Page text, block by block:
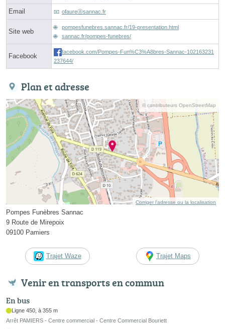
Email ofaureⓐsannac.fr
Site web
pompesfunebres.sannac.fr/19-presentation.html
sannac.fr/pompes-funebres/
Facebook
facebook.com/Pompes-Fun%C3%A8bres-Sannac-102163231
237644/
Plan et adresse
© contributeurs OpenStreetMap
Corriger l’adresse ou la localisation
Pompes Funèbres Sannac
9 Route de Mirepoix
09100 Pamiers
Trajet Waze Trajet Maps
Venir en transports en commun
En bus
Ligne 450, à 355 m
Arrêt PAMIERS - Centre commercial - Centre Commercial Bouriett